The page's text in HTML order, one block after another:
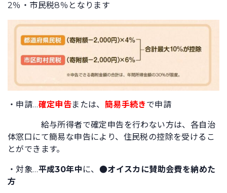
2％・市民税8％となります
・申請…確定申告または、 簡易手続き で申請
給与所得者で確定申告を行わない方は、各自治
体窓口にて簡易な申告により、住民税の控除を受けるこ
とができます。
・対象…平成30年中 に、 ●オイスカに賛助会費を納めた
方